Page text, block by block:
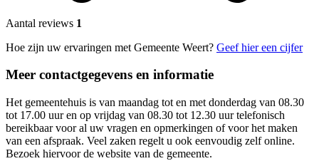
Aantal reviews 1
Hoe zijn uw ervaringen met Gemeente Weert? Geef hier een cijfer
Meer contactgegevens en informatie
Het gemeentehuis is van maandag tot en met donderdag van 08.30
tot 17.00 uur en op vrijdag van 08.30 tot 12.30 uur telefonisch
bereikbaar voor al uw vragen en opmerkingen of voor het maken
van een afspraak. Veel zaken regelt u ook eenvoudig zelf online.
Bezoek hiervoor de website van de gemeente.